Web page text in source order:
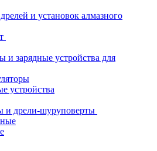
и установок алмазного
и зарядные устройства для
устройства
и дрели-шуруповерты